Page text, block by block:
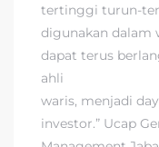
tertinggi turun-
digunakan dalam
dapat terus
ahli
waris, menjadi
investor.” Ucap